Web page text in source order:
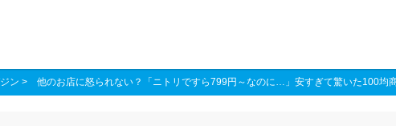
ン > 他のお店に怒られない？「ニトリですら799円～なのに…」安すぎて驚いた100均